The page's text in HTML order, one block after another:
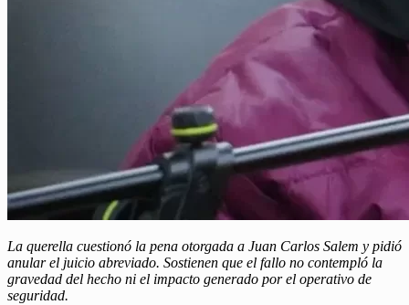
La querella cuestionó la pena otorgada a Juan Carlos Salem y pidió
anular el juicio abreviado. Sostienen que el fallo no contempló la
gravedad del hecho ni el impacto generado por el operativo de
seguridad.